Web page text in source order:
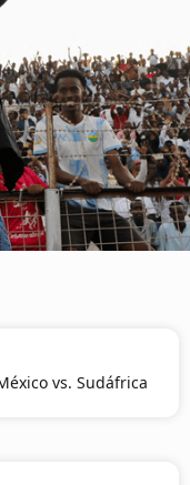
vs. Sudáfrica